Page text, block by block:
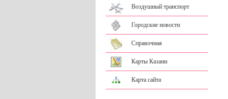
Воздушный транспорт
Городские новости
Справочная
Карты Казани
Карта сайта